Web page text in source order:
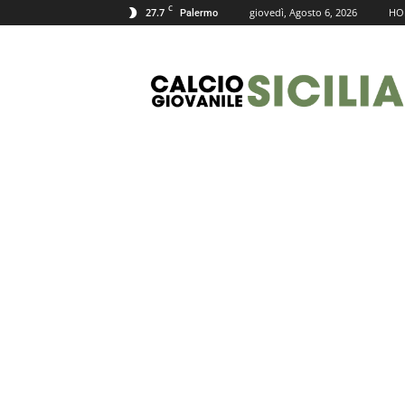
27.7 C Palermo giovedì, Agosto 6, 2026
Giovanile
Sicilia